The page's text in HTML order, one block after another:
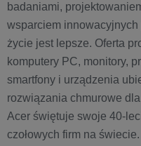
badaniami,
wsparciem
życie jest lepsze. Oferta
komputery PC, monitory,
smartfony i urządzenia
rozwiązania chmurowe
Acer świętuje swoje 40-
czołowych firm na